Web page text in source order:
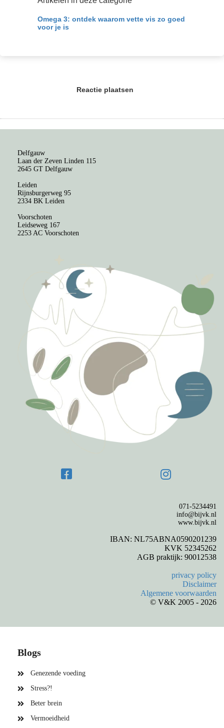
Omega 3: ontdek waarom vette vis zo goed
voor je is
Reactie plaatsen
Delfgauw
Laan der Zeven Linden 115
2645 GT Delfgauw
Leiden
Rijnsburgerweg 95
2334 BK Leiden
Voorschoten
Leidseweg 167
2253 AC Voorschoten
071-5234491
info@bijvk.nl
www.bijvk.nl
IBAN: NL75ABNA0590201239
KVK 52345262
AGB praktijk: 90012538
privacy policy
Disclaimer
Algemene voorwaarden
© V&K 2005 - 2026
Blogs
Genezende voeding
Stress?!
Beter brein
Vermoeidheid